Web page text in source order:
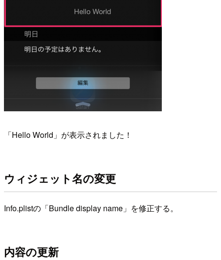
「Hello World」が表示されました！
ウィジェット名の変更
Info.plistの「Bundle display name」を修正する。
内容の更新